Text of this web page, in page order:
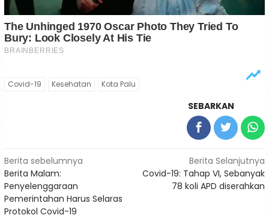
Covid-19 Kesehatan Kota Palu
SEBARKAN
Navigasi
pos
Berita sebelumnya
Berita Malam:
Penyelenggaraan
Pemerintahan Harus Selaras
Protokol Covid-19
Berita Selanjutnya
Covid-19: Tahap VI, Sebanyak
78 koli APD diserahkan